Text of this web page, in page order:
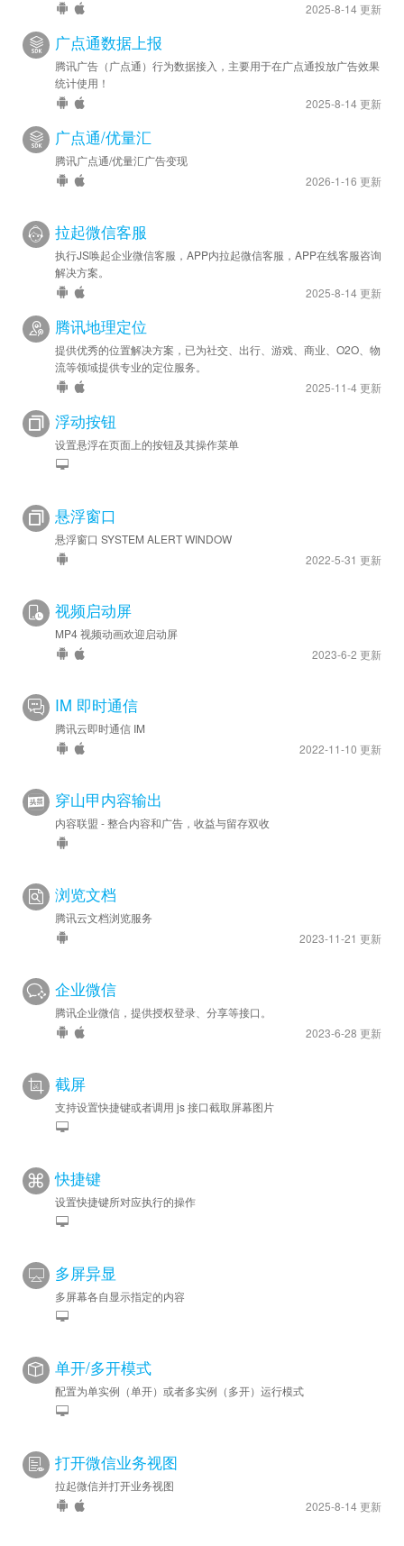
2025-8-14 更新
广点通数据上报
腾讯广告（广点通）行为数据接入，主要用于在广点通投放广告效果
统计使用！
2025-8-14 更新
广点通/优量汇
腾讯广点通/优量汇广告变现
2026-1-16 更新
拉起微信客服
执行JS唤起企业微信客服，APP内拉起微信客服，APP在线客服咨询
解决方案。
2025-8-14 更新
腾讯地理定位
提供优秀的位置解决方案，已为社交、出行、游戏、商业、O2O、物
流等领域提供专业的定位服务。
2025-11-4 更新
浮动按钮
设置悬浮在页面上的按钮及其操作菜单
悬浮窗口
悬浮窗口 SYSTEM ALERT WINDOW
2022-5-31 更新
视频启动屏
MP4 视频动画欢迎启动屏
2023-6-2 更新
IM 即时通信
腾讯云即时通信 IM
2022-11-10 更新
穿山甲内容输出
内容联盟 - 整合内容和广告，收益与留存双收
浏览文档
腾讯云文档浏览服务
2023-11-21 更新
企业微信
腾讯企业微信，提供授权登录、分享等接口。
2023-6-28 更新
截屏
支持设置快捷键或者调用 js 接口截取屏幕图片
快捷键
设置快捷键所对应执行的操作
多屏异显
多屏幕各自显示指定的内容
单开/多开模式
配置为单实例（单开）或者多实例（多开）运行模式
打开微信业务视图
拉起微信并打开业务视图
2025-8-14 更新